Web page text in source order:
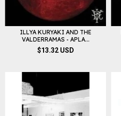
ILLYA KURYAKI AND THE
VALDERRAMAS - APLA...
$13.32 USD